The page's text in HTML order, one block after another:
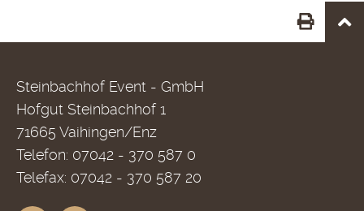
Steinbachhof Event - GmbH
Hofgut Steinbachhof 1
71665 Vaihingen/Enz
Telefon: 07042 - 370 587 0
Telefax: 07042 - 370 587 20